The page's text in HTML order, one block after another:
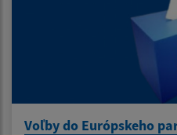
Voľby do Európskeho